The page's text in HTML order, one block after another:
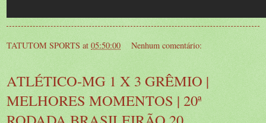
TATUTOM SPORTS at 05:50:00 Nenhum comentário:
ATLÉTICO-MG 1 X 3 GRÊMIO |
MELHORES MOMENTOS | 20ª